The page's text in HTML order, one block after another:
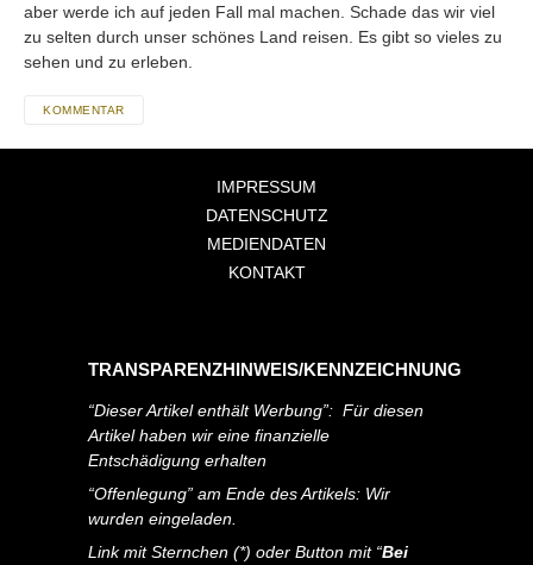
aber werde ich auf jeden Fall mal machen. Schade das wir viel
zu selten durch unser schönes Land reisen. Es gibt so vieles zu
sehen und zu erleben.
KOMMENTAR
IMPRESSUM
DATENSCHUTZ
MEDIENDATEN
KONTAKT
TRANSPARENZHINWEIS/KENNZEICHNUNG
“Dieser Artikel enthält Werbung”: Für diesen
Artikel haben wir eine finanzielle
Entschädigung erhalten
“Offenlegung” am Ende des Artikels: Wir
wurden eingeladen.
Link mit Sternchen (*) oder Button mit “Bei